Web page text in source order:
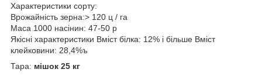
Характеристики сорту:
Врожайність зерна:> 120 ц / га
Маса 1000 насінин: 47-50 р
Якісні характеристики Вміст білка: 12% і більше Вміст
клейковини: 28,4%ъ
Тара: мішок 25 кг